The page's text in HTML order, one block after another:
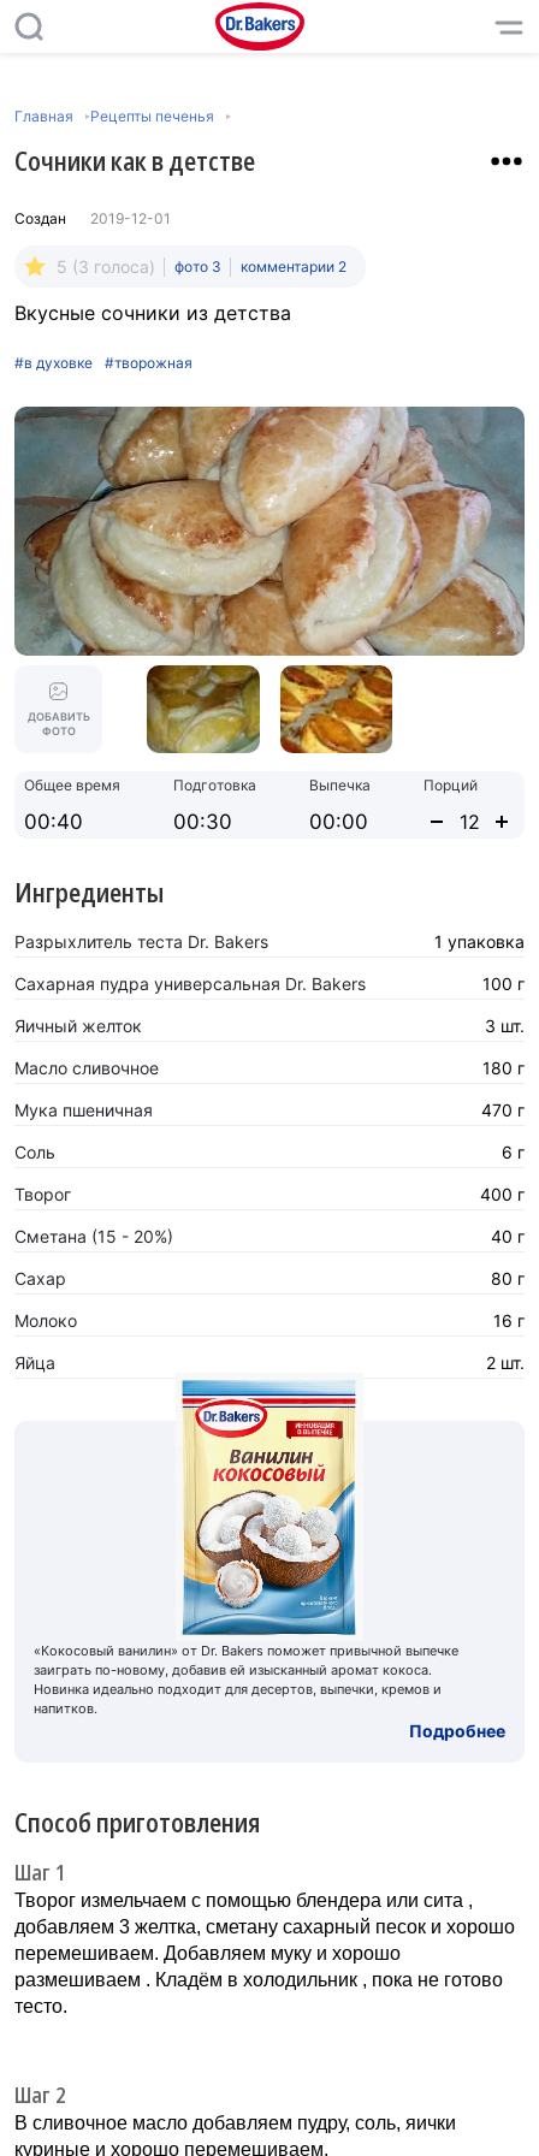
Главная Рецепты печенья
Сочники как в детстве
Создан 2019-12-01
5 (3 голоса) фото 3 комментарии 2
Вкусные сочники из детства
#в духовке #творожная
ДОБАВИТЬ
ФОТО
Общее время
00:40
Подготовка
00:30
Выпечка
00:00
Порций
Ингредиенты
Разрыхлитель теста Dr. Bakers 1 упаковка
Сахарная пудра универсальная Dr. Bakers 100 г
Яичный желток 3 шт.
Масло сливочное 180 г
Мука пшеничная 470 г
Соль 6 г
Творог 400 г
Сметана (15 - 20%) 40 г
Сахар 80 г
Молоко 16 г
Яйца 2 шт.
«Кокосовый ванилин» от Dr. Bakers поможет привычной выпечке
заиграть по-новому, добавив ей изысканный аромат кокоса.
Новинка идеально подходит для десертов, выпечки, кремов и
напитков.
Подробнее
Способ приготовления
Шаг 1
Творог измельчаем с помощью блендера или сита ,
добавляем 3 желтка, сметану сахарный песок и хорошо
перемешиваем. Добавляем муку и хорошо
размешиваем . Кладём в холодильник , пока не готово
тесто.
Шаг 2
В сливочное масло добавляем пудру, соль, яички
куриные и хорошо перемешиваем.